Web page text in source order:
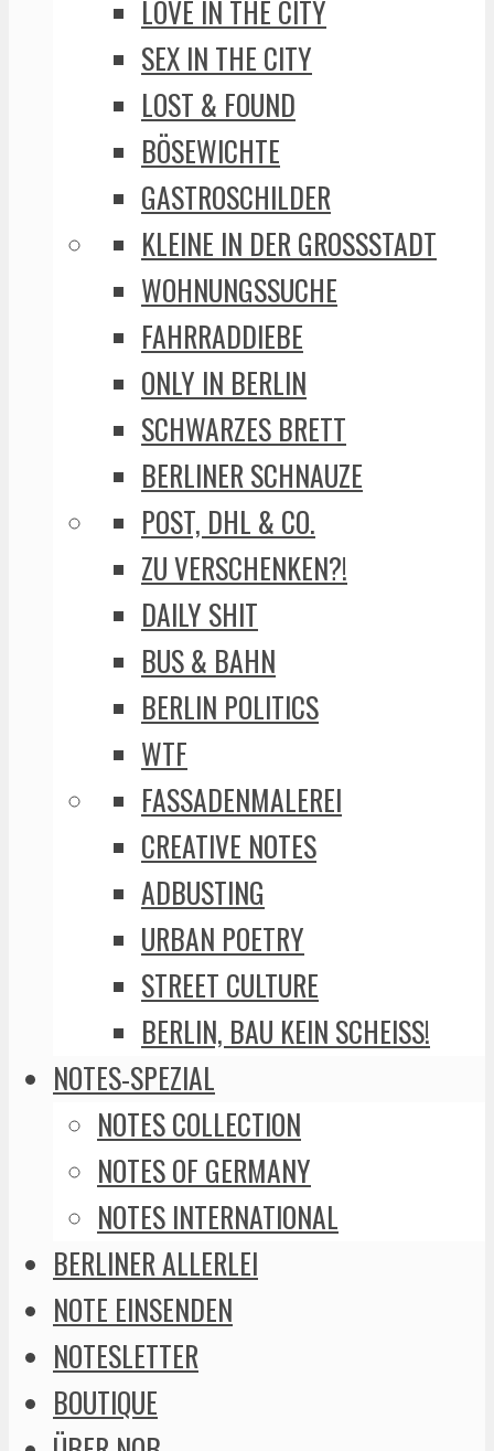
LOVE IN THE CITY
SEX IN THE CITY
LOST & FOUND
BÖSEWICHTE
GASTROSCHILDER
KLEINE IN DER GROSSSTADT
WOHNUNGSSUCHE
FAHRRADDIEBE
ONLY IN BERLIN
SCHWARZES BRETT
BERLINER SCHNAUZE
POST, DHL & CO.
ZU VERSCHENKEN?!
DAILY SHIT
BUS & BAHN
BERLIN POLITICS
WTF
FASSADENMALEREI
CREATIVE NOTES
ADBUSTING
URBAN POETRY
STREET CULTURE
BERLIN, BAU KEIN SCHEISS!
NOTES-SPEZIAL
NOTES COLLECTION
NOTES OF GERMANY
NOTES INTERNATIONAL
BERLINER ALLERLEI
NOTE EINSENDEN
NOTESLETTER
BOUTIQUE